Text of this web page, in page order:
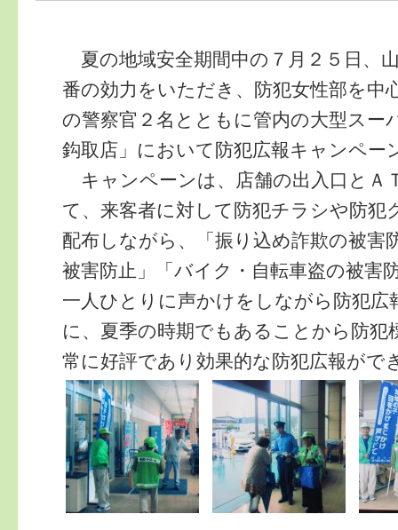
夏の地域安全期間中の７月２５日、
番の効力をいただき、防犯女性部を中
の警察官２名とともに管内の大型スー
鈎取店」において防犯広報キャンペー
キャンペーンは、店舗の出入口とＡ
て、来客者に対して防犯チラシや防犯
配布しながら、「振り込め詐欺の被害
被害防止」「バイク・自転車盗の被害
一人ひとりに声かけをしながら防犯広
に、夏季の時期でもあることから防犯
常に好評であり効果的な防犯広報がで